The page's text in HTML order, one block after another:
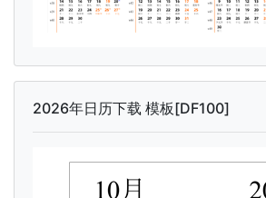
2026年日历下载 模板[DF100]